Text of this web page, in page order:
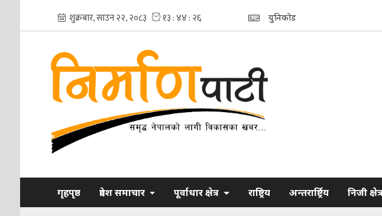
युनिकोड
गृहपृष्ठ प्रदेश समाचार पूर्वाधार क्षेत्र राष्ट्रिय अन्तरार्ष्ट्रिय निजी